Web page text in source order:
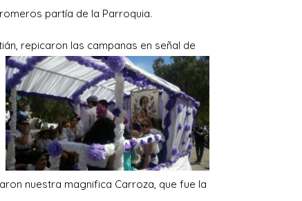
romeros partía de la Parroquia.
repicaron las campanas en señal de
nuestra magnifica Carroza, que fue la